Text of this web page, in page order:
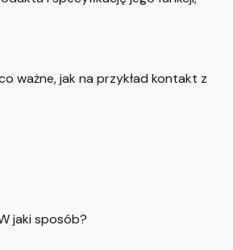
ważne, jak na przykład kontakt z
jaki sposób?